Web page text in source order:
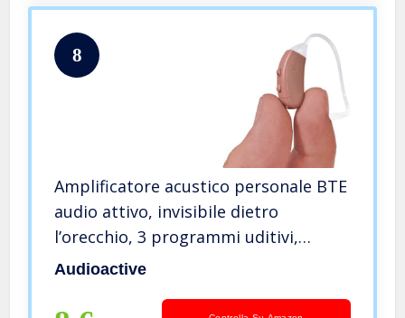
8
Amplificatore acustico personale BTE
audio attivo, invisibile dietro
l’orecchio, 3 programmi uditivi,
amplificazione del suono e riduzione
Audioactive